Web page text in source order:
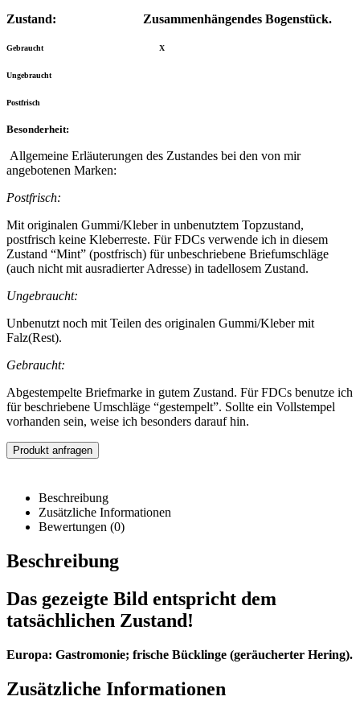
Zustand: Zusammenhängendes Bogenstück.
Gebraucht X
Ungebraucht
Postfrisch
Besonderheit:
Allgemeine Erläuterungen des Zustandes bei den von mir
angebotenen Marken:
Postfrisch:
Mit originalen Gummi/Kleber in unbenutztem Topzustand,
postfrisch keine Kleberreste. Für FDCs verwende ich in diesem
Zustand “Mint” (postfrisch) für unbeschriebene Briefumschläge
(auch nicht mit ausradierter Adresse) in tadellosem Zustand.
Ungebraucht:
Unbenutzt noch mit Teilen des originalen Gummi/Kleber mit
Falz(Rest).
Gebraucht:
Abgestempelte Briefmarke in gutem Zustand. Für FDCs benutze ich
für beschriebene Umschläge “gestempelt”. Sollte ein Vollstempel
vorhanden sein, weise ich besonders darauf hin.
Produkt anfragen
Beschreibung
Zusätzliche Informationen
Bewertungen (0)
Beschreibung
Das gezeigte Bild entspricht dem
tatsächlichen Zustand!
Europa: Gastromonie; frische Bücklinge (geräucherter Hering).
Zusätzliche Informationen